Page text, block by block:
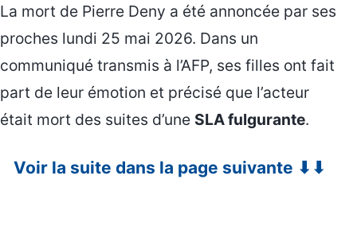
La mort de Pierre Deny a été annoncée par ses
proches lundi 25 mai 2026. Dans un
communiqué transmis à l’AFP, ses filles ont fait
part de leur émotion et précisé que l’acteur
était mort des suites d’une SLA fulgurante.
Voir la suite dans la page suivante ⬇⬇